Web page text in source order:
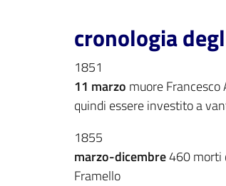
cronologia
1851
11 marzo muore
quindi essere investito a
1855
marzo-dicembre460 morti
Framello